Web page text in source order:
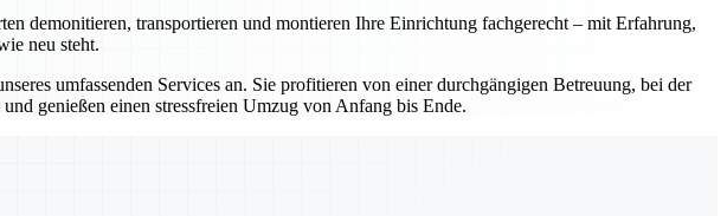
demonitieren, transportieren und montieren Ihre Einrichtung fachgerecht – mit Erfahrung,
neu steht.
umfassenden Services an. Sie profitieren von einer durchgängigen Betreuung, bei der
genießen einen stressfreien Umzug von Anfang bis Ende.